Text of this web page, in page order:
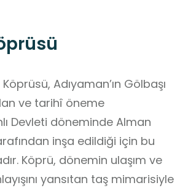
Adıyaman’ın Gölbaşı
ve tarihî öneme
Devleti döneminde Alman
inşa edildiği için bu
Köprü, dönemin ulaşım ve
yansıtan taş mimarisiyle